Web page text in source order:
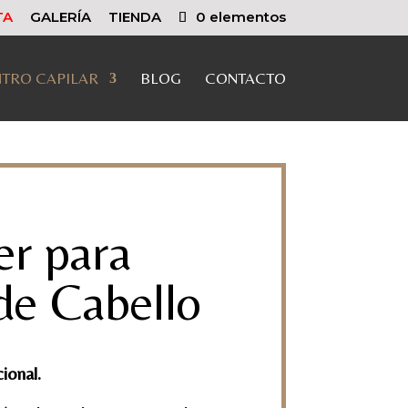
GALERÍA TIENDA 0 elementos
CAPILAR BLOG CONTACTO
para
Cabello